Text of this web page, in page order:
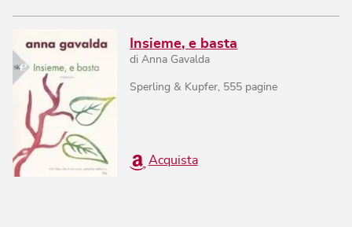
Insieme, e basta
di Anna Gavalda
Sperling & Kupfer 555 pagine
Acquista